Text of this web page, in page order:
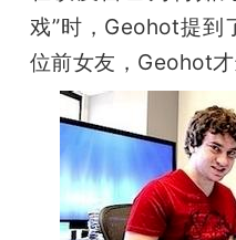
戏”时，Geohot提到
位前女友，Geohot才